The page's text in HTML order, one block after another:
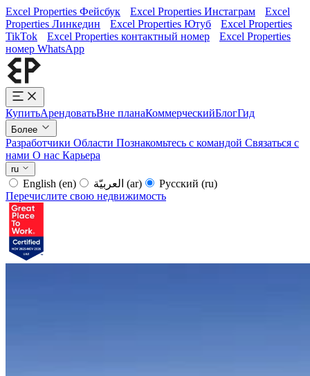
Excel Properties Фейсбук Excel Properties Инстаграм
Excel
Properties Линкедин
Excel Properties Ютуб
Excel Properties
TikTok
Excel Properties контактный номер
Excel Properties
номер WhatsApp
КупитьАрендоватьВне планаКоммерческийБлогГид
Более
Разработчики Области Познакомьтесь с командой Связаться с
нами О нас Карьера
ru
English (en) (ar) Русский (ru)
Перечислите свою недвижимость